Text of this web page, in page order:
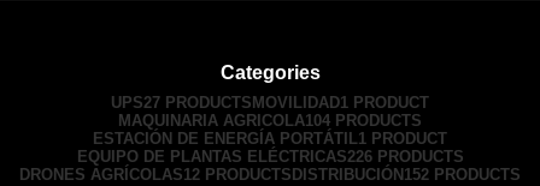
Categories
UPS27 PRODUCTS MOVILIDAD1 PRODUCT
MAQUINARIA AGRICOLA104 PRODUCTS
ESTACIÓN DE ENERGÍA PORTÁTIL1 PRODUCT
EQUIPO DE PLANTAS ELÉCTRICAS226 PRODUCTS
DRONES AGRÍCOLAS12 PRODUCTS DISTRIBUCIÓN 152 PRODUCTS